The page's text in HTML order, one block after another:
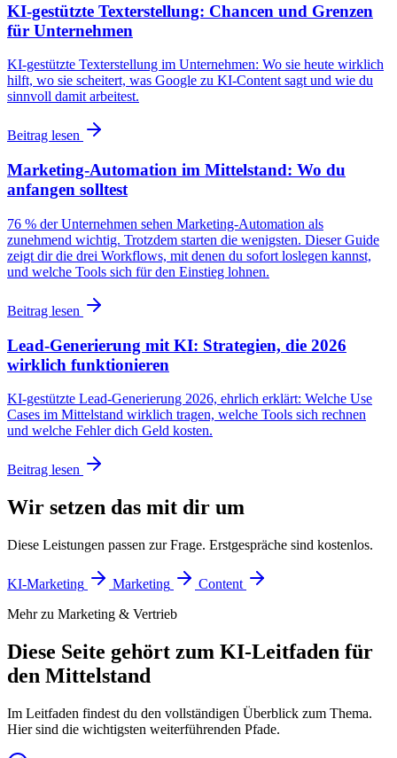
KI-gestützte Texterstellung: Chancen und Grenzen
für Unternehmen
KI-gestützte Texterstellung im Unternehmen: Wo sie heute wirklich
hilft, wo sie scheitert, was Google zu KI-Content sagt und wie du
sinnvoll damit arbeitest.
Beitrag lesen
Marketing-Automation im Mittelstand: Wo du
anfangen solltest
76 % der Unternehmen sehen Marketing-Automation als
zunehmend wichtig. Trotzdem starten die wenigsten. Dieser Guide
zeigt dir die drei Workflows, mit denen du sofort loslegen kannst,
und welche Tools sich für den Einstieg lohnen.
Beitrag lesen
Lead-Generierung mit KI: Strategien, die 2026
wirklich funktionieren
KI-gestützte Lead-Generierung 2026, ehrlich erklärt: Welche Use
Cases im Mittelstand wirklich tragen, welche Tools sich rechnen
und welche Fehler dich Geld kosten.
Beitrag lesen
Wir setzen das mit dir um
Diese Leistungen passen zur Frage. Erstgespräche sind kostenlos.
KI-Marketing Marketing
Content
Mehr zu Marketing & Vertrieb
Diese Seite gehört zum KI-Leitfaden für
den Mittelstand
Im Leitfaden findest du den vollständigen Überblick zum Thema.
Hier sind die wichtigsten weiterführenden Pfade.